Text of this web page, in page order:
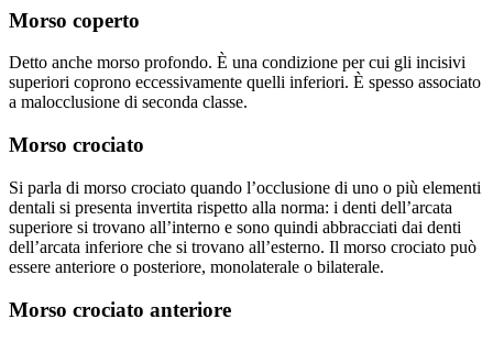
Morso coperto
Detto anche morso profondo. È una condizione per cui gli incisivi
superiori coprono eccessivamente quelli inferiori. È spesso associato
a malocclusione di seconda classe.
Morso crociato
Si parla di morso crociato quando l’occlusione di uno o più elementi
dentali si presenta invertita rispetto alla norma: i denti dell’arcata
superiore si trovano all’interno e sono quindi abbracciati dai denti
dell’arcata inferiore che si trovano all’esterno. Il morso crociato può
essere anteriore o posteriore, monolaterale o bilaterale.
Morso crociato anteriore